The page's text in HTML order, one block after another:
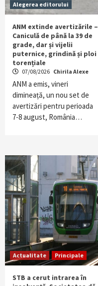
Alegerea editorului
ANM extinde avertizările –
Caniculă de până la 39 de
grade, dar și vijelii
puternice, grindină și ploi
torențiale
07/08/2026 Chirila Alexe
ANM a emis, vineri
dimineață, un nou set de
avertizări pentru perioada
7-8 august, România…
Actualitate Principale
STB a cerut intrarea în